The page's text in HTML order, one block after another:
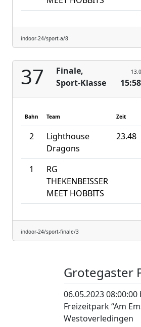
indoor-24/sport-a/8
37
Finale,
Sport-Klasse
Bahn Team Zeit
2
Lighthouse
Dragons
23.48
1
RG
THEKENBEISSER
MEET HOBBITS
indoor-24/sport-finale/3
Grotegaster
06.05.2023 08:00:00
Freizeitpark “Am
Westoverledingen